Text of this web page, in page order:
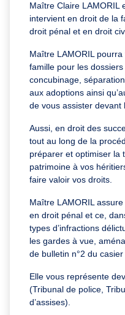
Maître Claire LAMORIL
intervient en droit de la
droit pénal et en droit
Maître LAMORIL
famille pour les
concubinage,
aux adoptions ainsi
de vous assister devant
Aussi, en droit des
tout au long de la
préparer et optimiser la
patrimoine à vos
faire valoir vos droits.
Maître LAMORIL
en droit pénal et ce,
types d’infractions
les gardes à vue,
de bulletin n°2 du
Elle vous représente
(Tribunal de police,
d’assises).